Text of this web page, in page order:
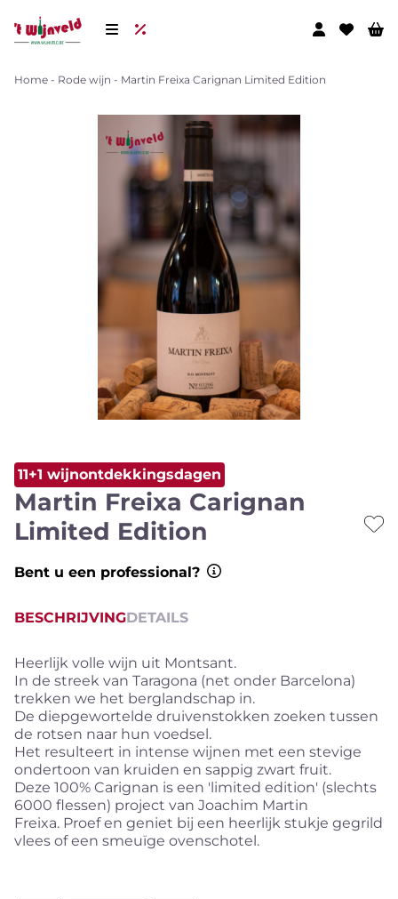
Home - Rode wijn - Martin Freixa Carignan Limited Edition
11+1 wijnontdekkingsdagen
Martin Freixa Carignan
Limited Edition
Bent u een professional?
BESCHRIJVINGDETAILS
Heerlijk volle wijn uit Montsant.
In de streek van Taragona (net onder Barcelona)
trekken we het berglandschap in.
De diepgewortelde druivenstokken zoeken tussen
de rotsen naar hun voedsel.
Het resulteert in intense wijnen met een stevige
ondertoon van kruiden en sappig zwart fruit.
Deze 100% Carignan is een 'limited edition' (slechts
6000 flessen) project van Joachim Martin
Freixa. Proef en geniet bij een heerlijk stukje gegrild
vlees of een smeuïge ovenschotel.